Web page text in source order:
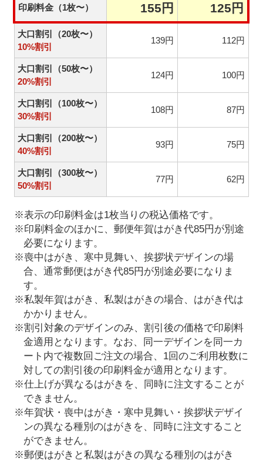
印刷料金（1枚〜） 155円 125円
大口割引（20枚〜）
10%割引
139円 112円
大口割引（50枚〜）
20%割引
124円 100円
大口割引（100枚〜）
30%割引
108円 87円
大口割引（200枚〜）
40%割引
93円 75円
大口割引（300枚〜）
50%割引
77円 62円
※表示の印刷料金は1枚当りの税込価格です。
※印刷料金のほかに、郵便年賀はがき代85円が別途
必要になります。
※喪中はがき、寒中見舞い、挨拶状デザインの場
合、通常郵便はがき代85円が別途必要になりま
す。
※私製年賀はがき、私製はがきの場合、はがき代は
かかりません。
※割引対象のデザインのみ、割引後の価格で印刷料
金適用となります。なお、同一デザインを同一カ
ート内で複数回ご注文の場合、1回のご利用枚数に
対しての割引後の印刷料金が適用となります。
※仕上げが異なるはがきを、同時に注文することが
できません。
※年賀状・喪中はがき・寒中見舞い・挨拶状デザイ
ンの異なる種別のはがきを、同時に注文すること
ができません。
※郵便はがきと私製はがきの異なる種別のはがき